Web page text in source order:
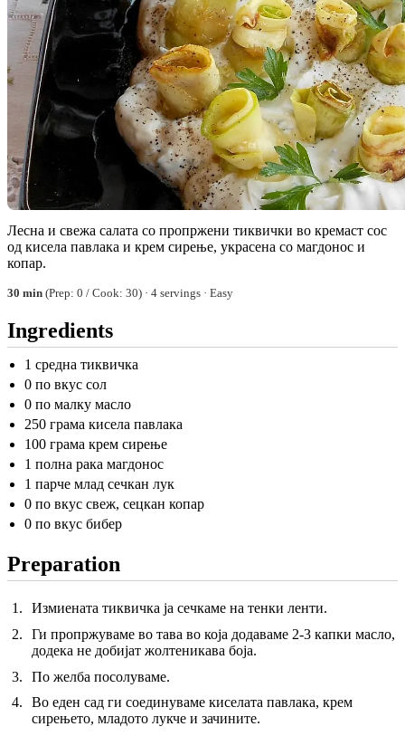
Лесна и свежа салата со пропржени тиквички во кремаст сос
од кисела павлака и крем сирење, украсена со магдонос и
копар.
30 min (Prep: 0 / Cook: 30) · 4 servings · Easy
Ingredients
1 средна тиквичка
0 по вкус сол
0 по малку масло
250 грама кисела павлака
100 грама крем сирење
1 полна рака магдонос
1 парче млад сечкан лук
0 по вкус свеж, сецкан копар
0 по вкус бибер
Preparation
Измиената тиквичка ја сечкаме на тенки ленти.
Ги пропржуваме во тава во која додаваме 2-3 капки масло,
додека не добијат жолтеникава боја.
По желба посолуваме.
Во еден сад ги соединуваме киселата павлака, крем
сирењето, младото лукче и зачините.